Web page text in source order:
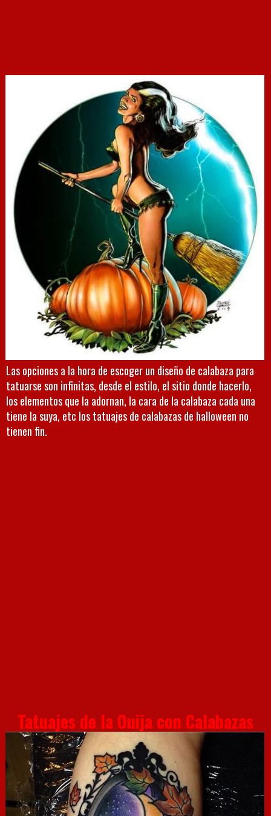
Las opciones a la hora de escoger un diseño de calabaza para
tatuarse son infinitas, desde el estilo, el sitio donde hacerlo,
los elementos que la adornan, la cara de la calabaza cada una
tiene la suya, etc los tatuajes de calabazas de halloween no
tienen fin.
Tatuajes de la Ouija con Calabazas